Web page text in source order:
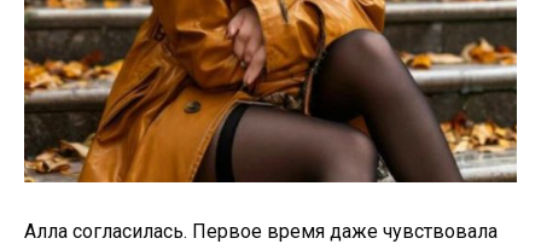
Алла согласилась. Первое время даже чувствовала